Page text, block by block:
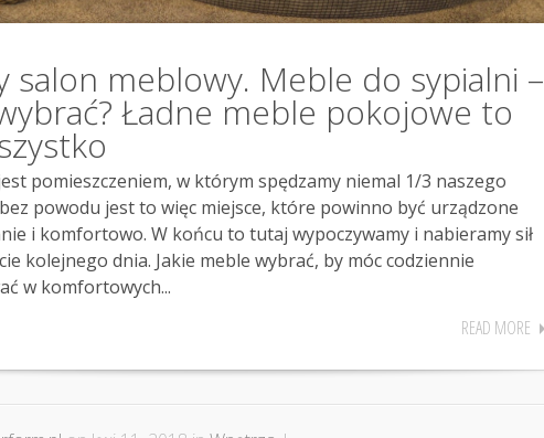
salon meblowy. Meble do sypialni –
Ładne meble pokojowe to
pomieszczeniem, w którym spędzamy niemal 1/3 naszego
powodu jest to więc miejsce, które powinno być urządzone
i komfortowo. W końcu to tutaj wypoczywamy i nabieramy sił
kolejnego dnia. Jakie meble wybrać, by móc codziennie
w komfortowych...
READ MORE